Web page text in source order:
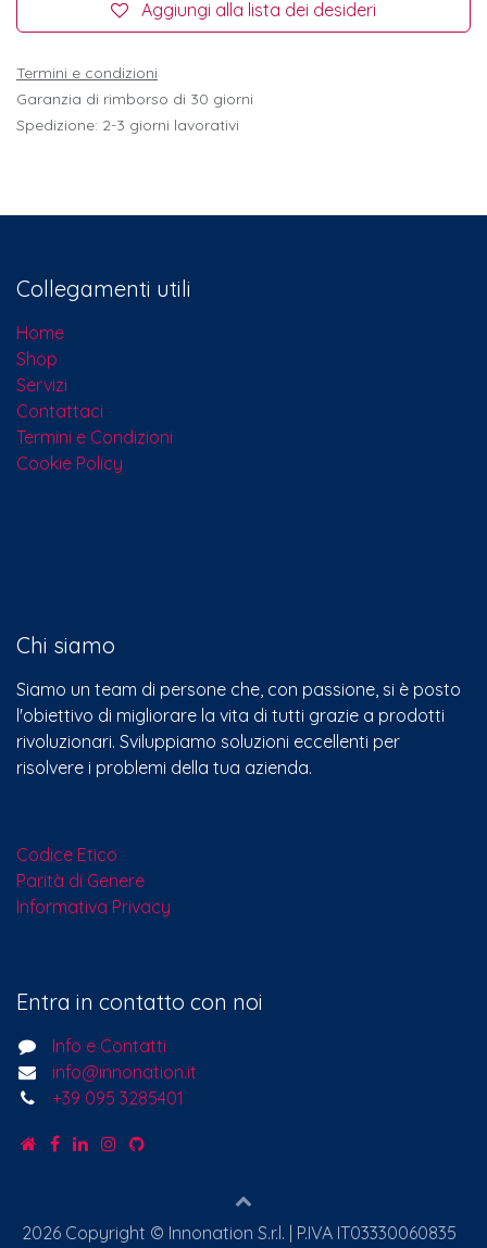
Aggiungi alla lista dei desideri
Termini e condizioni
Garanzia di rimborso di 30 giorni
Spedizione: 2-3 giorni lavorativi
Collegamenti utili
Home
Shop
Servizi
Contattaci​
Termini e Condizioni
Cookie Policy
Chi siamo
Siamo un team di persone che, con passione, si è posto
l'obiettivo di migliorare la vita di tutti grazie a prodotti
rivoluzionari. Sviluppiamo soluzioni eccellenti per
risolvere i problemi della tua azienda.
Codice Etico
Parità di Genere
Informativa Privacy
Entra in contatto con noi
Info e Contatti
info@innonation.it
+39 095 3285401
2026 Copyright © Innonation S.r.l. | P.IVA IT03330060835